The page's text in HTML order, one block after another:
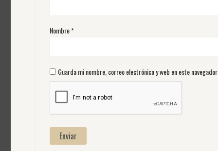
Nombre*
Guarda mi nombre, correo electrónico y web en este